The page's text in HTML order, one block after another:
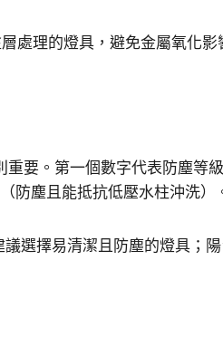
處理的燈具，避免金屬氧化
要。第一個數字代表防塵等
防塵且能抵抗低壓水柱沖洗）
選擇易清潔且防塵的燈具；